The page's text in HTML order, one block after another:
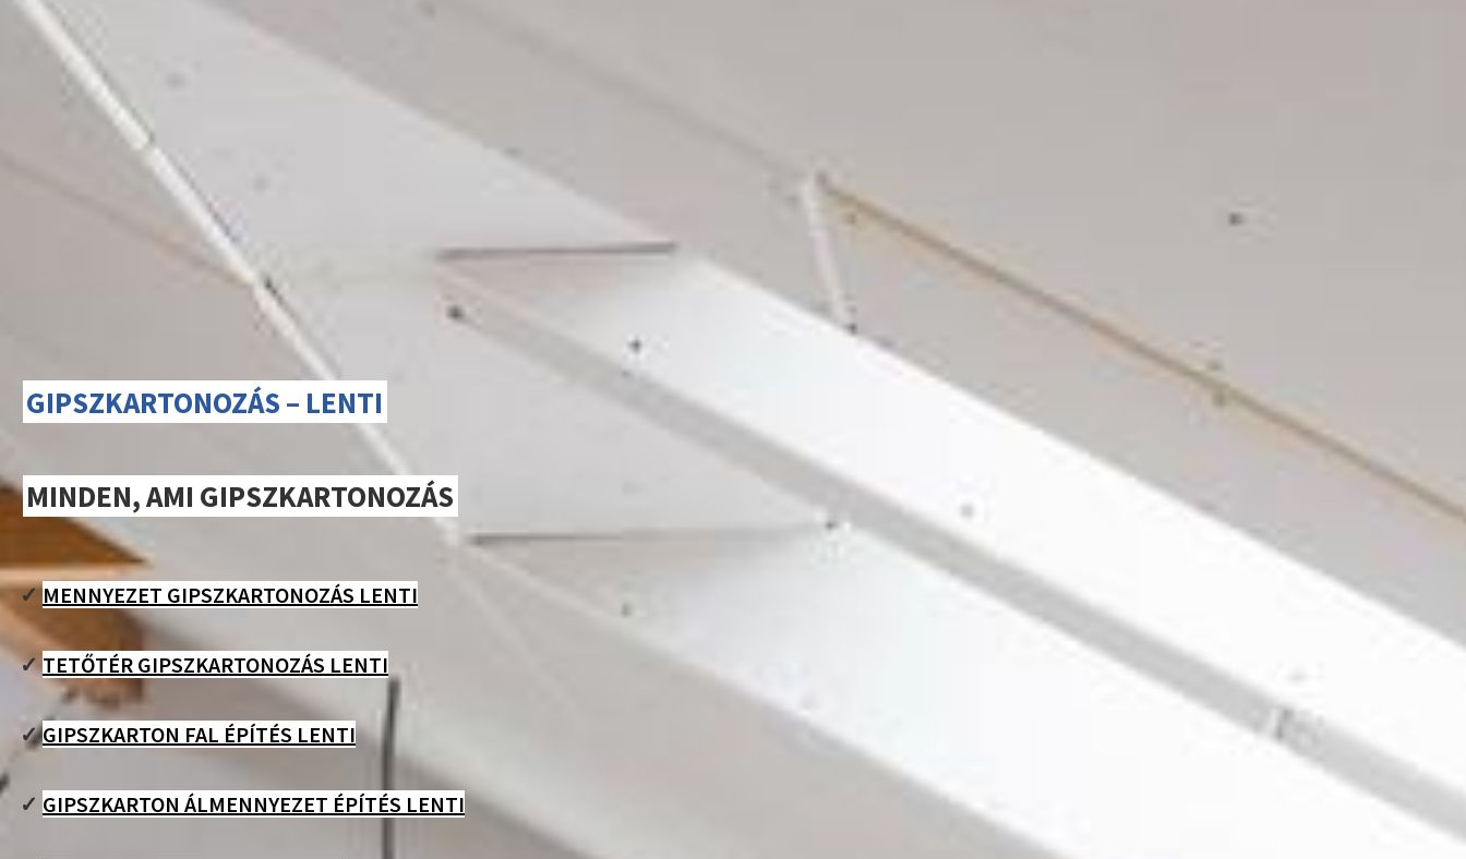
GIPSZKARTONOZÁS – LENTI
MINDEN, AMI GIPSZKARTONOZÁS
✓MENNYEZET GIPSZKARTONOZÁS LENTI
✓TETŐTÉR GIPSZKARTONOZÁS LENTI
✓GIPSZKARTON FAL ÉPÍTÉS LENTI
✓ GIPSZKARTON ÁLMENNYEZET ÉPÍTÉS LENTI